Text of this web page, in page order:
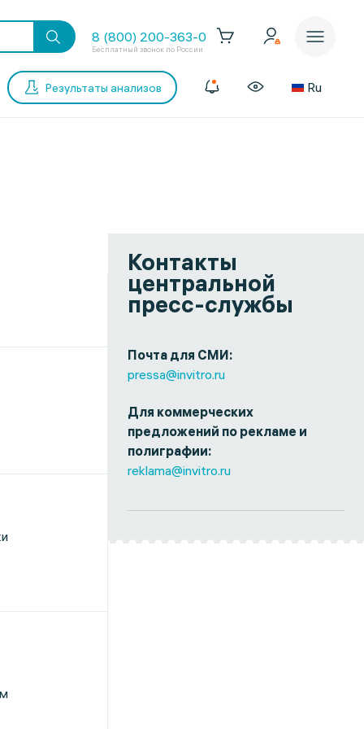
8 (800) 200-363-0
Бесплатный звонок по России
Результаты анализов Ru
Контакты
центральной
пресс-службы
Почта для СМИ:
pressa@invitro.ru
Для коммерческих
предложений по рекламе и
полиграфии:
reklama@invitro.ru